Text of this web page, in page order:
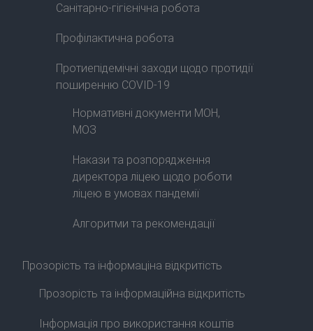
Санітарно-гігієнічна робота
Профілактична робота
Протиепідемічні заходи щодо протидії
поширенню COVID-19
Нормативні документи МОН,
МОЗ
Накази та розпорядження
директора ліцею щодо роботи
ліцею в умовах пандемії
Алгоритми та рекомендації
Прозорість та інформаціна відкритість
Прозорість та інформаційна відкритість
Інформація про використання коштів